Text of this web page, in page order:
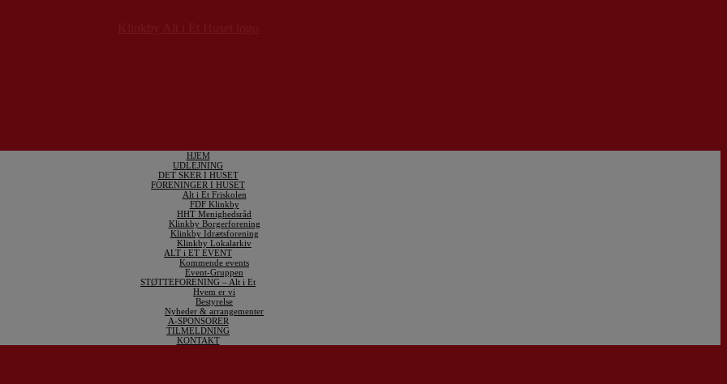
HJEM
UDLEJNING
DET SKER I HUSET
FORENINGER I HUSET
Alt i Et Friskolen
FDF Klinkby
HHT Menighedsråd
Klinkby Borgerforening
Klinkby Idrætsforening
Klinkby Lokalarkiv
ALT i ET EVENT
Kommende events
Event-Gruppen
STØTTEFORENING – Alt i Et
Hvem er vi
Bestyrelse
Nyheder & arrangementer
A-SPONSORER
TILMELDNING
KONTAKT